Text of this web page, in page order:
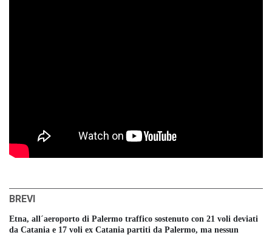
BREVI
Etna, all´aeroporto di Palermo traffico sostenuto con 21 voli deviati
da Catania e 17 voli ex Catania partiti da Palermo, ma nessun